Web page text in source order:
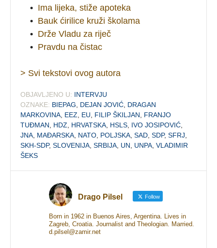
• Ima lijeka, stiže apoteka
• Bauk ćirilice kruži školama
• Drže Vladu za riječ
• Pravdu na čistac
> Svi tekstovi ovog autora
OBJAVLJENO U: INTERVJU
OZNAKE: BIEPAG DEJAN JOVIĆ DRAGAN
MARKOVINA EEZ EU FILIP ŠKILJAN
FRANJO
TUĐMAN
HDZ HRVATSKA HSLS IVO JOSIPOVIĆ
JNA MAĐARSKA NATO POLJSKA ,SAD ,SDP,SFRJ
SKH-SDP,SLOVENIJA ,SRBIJA UN UNPA ,VLADIMIR
ŠEKS
Drago Pilsel Follow
Born in 1962 in Buenos Aires, Argentina. Lives in
Zagreb, Croatia. Journalist and Theologian. Married.
d.pilsel@zamir.net